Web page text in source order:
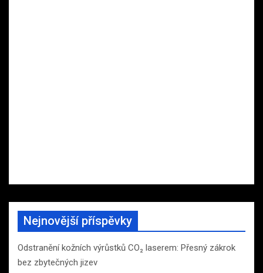
Nejnovější příspěvky
Odstranění kožních výrůstků CO₂ laserem: Přesný zákrok
bez zbytečných jizev